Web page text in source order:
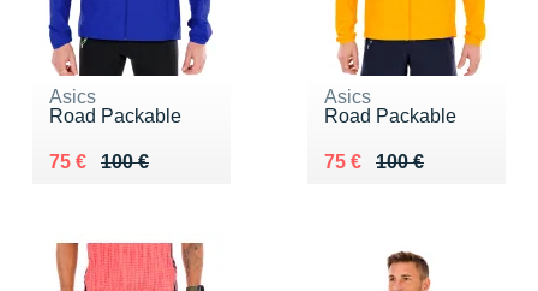
Asics
Road Packable
100 €
Au lieu de 100 €
75 €
Vendu 75 €
Asics
Road Packable
100 €
Au lieu de 100 €
75 €
Vendu 75 €